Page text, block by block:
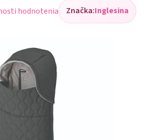
hodnotenia Značka:Inglesina